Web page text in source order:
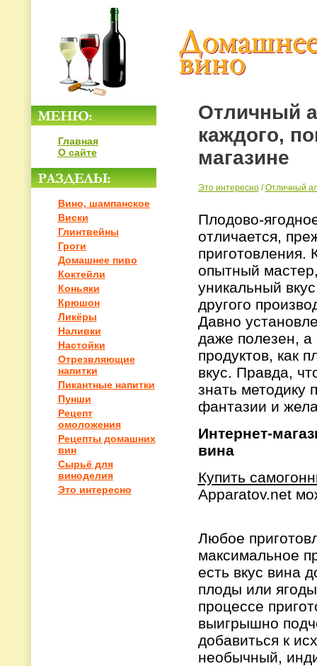
Главная
О сайте
Вино, шампанское
Виски
Глинтвейны
Гроги
Домашнее пиво
Коктейли
Коньяки
Крюшон
Ликёры
Наливки
Настойки
Отрезвляющие
напитки
Пикантные напитки
Пунши
Рецепт
омоложения
Рецепты домашних
вин
Сырьё для
виноделия
Это интересно
Отличный
каждого,
магазине
Это интересно/Отличный
Плодово-
отличается,
приготовления.
опытный
уникальный
другого
Давно
даже полезен, а
продуктов, как
вкус. Правда,
знать методику
фантазии и
Интернет-
вина
Купить
Apparatov.net
Любое
максимальное
есть вкус вина
плоды или
процессе
выигрышно
добавиться к
необычный,